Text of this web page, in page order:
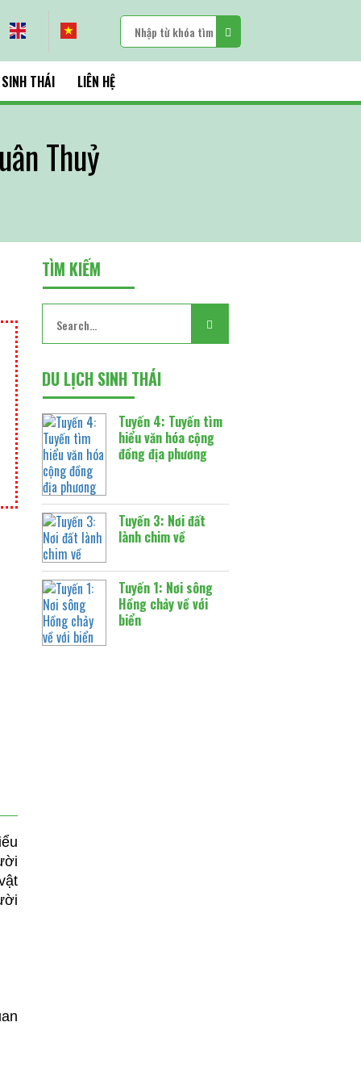
THÁI LIÊN HỆ
Thuỷ
TÌM KIẾM
DU LỊCH SINH THÁI
Tuyến 4: Tuyến tìm
hiểu văn hóa cộng
đồng địa phương
Tuyến 3: Nơi đất
lành chim về
Tuyến 1: Nơi sông
Hồng chảy về với
biển